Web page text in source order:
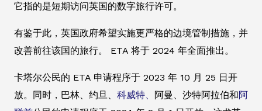
它指的是短期访问英国的数字旅行许可。
有鉴于此，英国政府希望实施更严格的边境管制措施，并
改善前往该国的旅行。 ETA 将于 2024 年全面推出。
卡塔尔公民的 ETA 申请程序于 2023 年 10 月 25 日开
放。同时，巴林、约旦、 科威特、 阿曼、沙特阿拉伯和阿